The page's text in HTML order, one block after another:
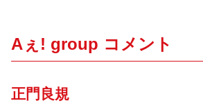
Aぇ! group コメント
正門良規